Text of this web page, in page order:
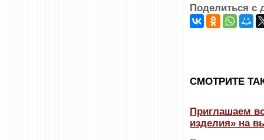
Поделиться с
CМОТРИТЕ
Приглашаем
изделия» на